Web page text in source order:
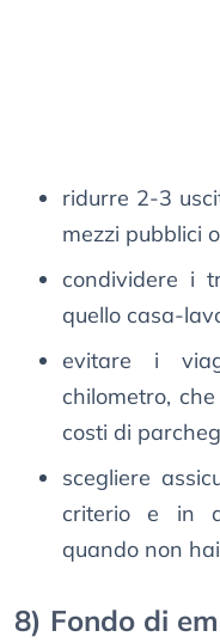
ridurre 2-3
mezzi pubblici
condividere i
quello casa-
evitare i
chilometro,
costi di
scegliere
criterio e in
quando non
8) Fondo di